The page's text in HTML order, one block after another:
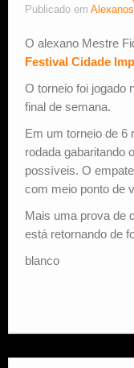
Publicado em Alexanos
O alexano Mestre
Festival Cidade
O torneio foi jogado
final de semana.
Em um torneio de 6
rodada gabaritando
possíveis. O
com meio ponto de
Mais uma prova de
está retornando de
blanco